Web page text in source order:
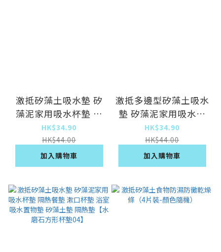
激抵矽藻土吸水墊 矽
藻泥家用吸水杯墊 隔
熱餐墊 漱口杯墊 浴室
吸水置物墊 矽藻土墊
隔熱墊【水磨石圓形杯
墊03】
HK$34.90
HK$44.00
加入購物車
激抵多邊型矽藻土吸水
墊 矽藻泥家用吸水杯
墊 隔熱餐墊 漱口杯墊
浴室吸水置物墊 矽藻
土墊 隔熱墊【水磨石
六邊形杯墊07】
HK$34.90
HK$44.00
加入購物車